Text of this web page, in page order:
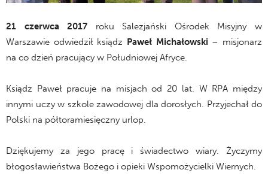
21 czerwca 2017 roku Salezjański Ośrodek Misyjny w
Warszawie odwiedził ksiądz Paweł Michałowski – misjonarz
na co dzień pracujący w Południowej Afryce.
Ksiądz Paweł pracuje na misjach od 20 lat. W RPA między
innymi uczy w szkole zawodowej dla dorosłych. Przyjechał do
Polski na półtoramiesięczny urlop.
Dziękujemy za jego pracę i świadectwo wiary. Życzymy
błogosławieństwa Bożego i opieki Wspomożycielki Wiernych.